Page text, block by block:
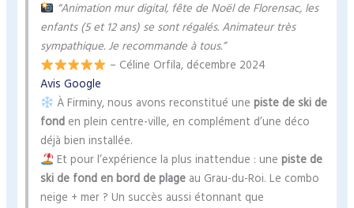
“Animation mur digital, fête de Noël de Florensac, les
enfants (5 et 12 ans) se sont régalés. Animateur très
sympathique. Je recommande à tous.”
– Céline Orfila, décembre 2024
Avis Google
À Firminy, nous avons reconstitué unepiste de ski de
fond en plein centre-ville, en complément d’une déco
déjà bien installée.
Et pour l’expérience la plus inattendue : unepiste de
ski de fond en bord de plage au Grau-du-Roi. Le combo
neige + mer ? Un succès aussi étonnant que